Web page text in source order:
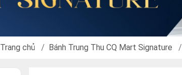
Trang chủ Bánh Trung Thu CQ Mart Signature